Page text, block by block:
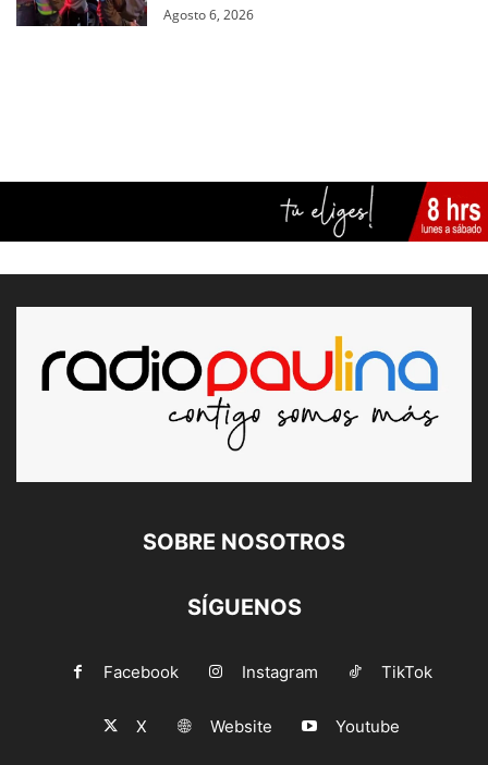
Agosto 6, 2026
SOBRE NOSOTROS
SÍGUENOS
Facebook Instagram TikTok
X Website Youtube